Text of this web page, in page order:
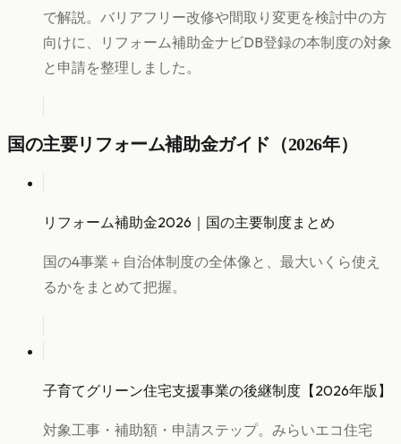
で解説。バリアフリー改修や間取り変更を検討中の方
向けに、リフォーム補助金ナビDB登録の本制度の対象
と申請を整理しました。
国の主要リフォーム補助金ガイド（2026年）
リフォーム補助金2026｜国の主要制度まとめ
国の4事業＋自治体制度の全体像と、最大いくら使え
るかをまとめて把握。
子育てグリーン住宅支援事業の後継制度【2026年版】
対象工事・補助額・申請ステップ。みらいエコ住宅